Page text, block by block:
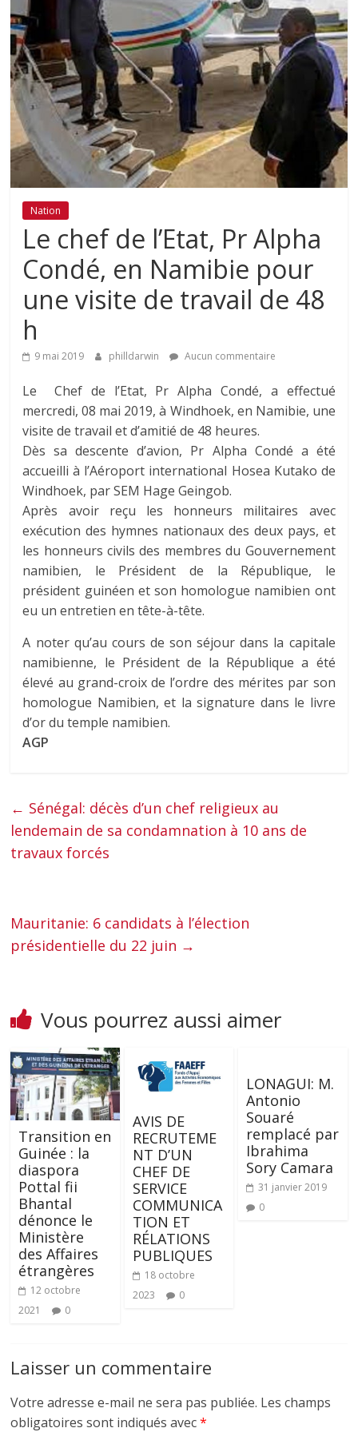
Nation
Le chef de l’Etat, Pr Alpha
Condé, en Namibie pour
une visite de travail de 48
h
9 mai 2019 philldarwin Aucun commentaire
Le Chef de l’Etat, Pr Alpha Condé, a effectué
mercredi, 08 mai 2019, à Windhoek, en Namibie, une
visite de travail et d’amitié de 48 heures.
Dès sa descente d’avion, Pr Alpha Condé a été
accueilli à l’Aéroport international Hosea Kutako de
Windhoek, par SEM Hage Geingob.
Après avoir reçu les honneurs militaires avec
exécution des hymnes nationaux des deux pays, et
les honneurs civils des membres du Gouvernement
namibien, le Président de la République, le
président guinéen et son homologue namibien ont
eu un entretien en tête-à-tête.
A noter qu’au cours de son séjour dans la capitale
namibienne, le Président de la République a été
élevé au grand-croix de l’ordre des mérites par son
homologue Namibien, et la signature dans le livre
d’or du temple namibien.
AGP
← Sénégal: décès d’un chef religieux au
lendemain de sa condamnation à 10 ans de
travaux forcés
Mauritanie: 6 candidats à l’élection
présidentielle du 22 juin →
Vous pourrez aussi aimer
Transition en
Guinée : la
diaspora
Pottal fii
Bhantal
dénonce le
Ministère
des Affaires
étrangères
12 octobre
2021
0
AVIS DE
RECRUTEME
NT D’UN
CHEF DE
SERVICE
COMMUNICA
TION ET
RÉLATIONS
PUBLIQUES
18 octobre
2023
0
LONAGUI: M.
Antonio
Souaré
remplacé par
Ibrahima
Sory Camara
31 janvier 2019
0
Laisser un commentaire
Votre adresse e-mail ne sera pas publiée. Les champs
obligatoires sont indiqués avec*